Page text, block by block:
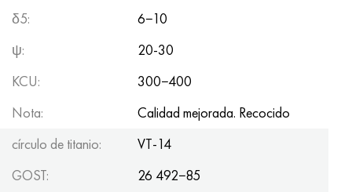
δ5:
6−10
ψ:
20-30
KCU:
300−400
Nota:
Calidad mejorada. Recocido
círculo de titanio:
VT-14
GOST:
26 492−85